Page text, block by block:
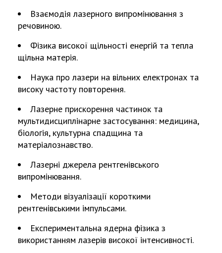
Членство в міжнародних організаціях
Міжнародні угоди
Міжнародні програми та конкурси
ДОКУМЕНТИ
Нормативні акти НАН України
Державний бюджет НАН України
Вибори до складу НАН України
Бланки документів
НОВИНИ
ЗАСІДАННЯ ПРЕЗИДІЇ НАН УКРАЇНИ
МЕДІА ПРО НАС
АКАДЕМІЯ КОМЕНТУЄ
Взаємодія лазерного випромінювання з
речовиною.
Фізика високої щільності енергій та тепла
щільна матерія.
Наука про лазери на вільних електронах та
високу частоту повторення.
Лазерне прискорення частинок та
мультидисциплінарне застосування: медицина,
біологія, культурна спадщина та
матеріалознавство.
Лазерні джерела рентгенівського
випромінювання.
Методи візуалізації короткими
рентгенівськими імпульсами.
Експериментальна ядерна фізика з
використанням лазерів високої інтенсивності.